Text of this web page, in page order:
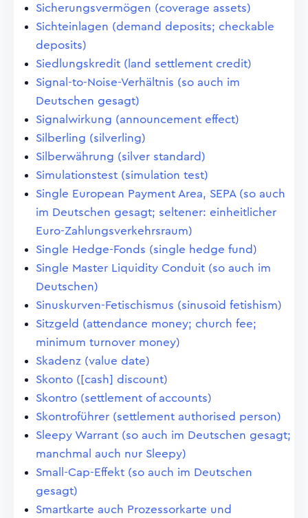
Sicherungsvermögen (coverage assets)
Sichteinlagen (demand deposits; checkable
deposits)
Siedlungskredit (land settlement credit)
Signal-to-Noise-Verhältnis (so auch im
Deutschen gesagt)
Signalwirkung (announcement effect)
Silberling (silverling)
Silberwährung (silver standard)
Simulationstest (simulation test)
Single European Payment Area, SEPA (so auch
im Deutschen gesagt; seltener: einheitlicher
Euro-Zahlungsverkehrsraum)
Single Hedge-Fonds (single hedge fund)
Single Master Liquidity Conduit (so auch im
Deutschen)
Sinuskurven-Fetischismus (sinusoid fetishism)
Sitzgeld (attendance money; church fee;
minimum turnover money)
Skadenz (value date)
Skonto ([cash] discount)
Skontro (settlement of accounts)
Skontroführer (settlement authorised person)
Sleepy Warrant (so auch im Deutschen gesagt;
manchmal auch nur Sleepy)
Small-Cap-Effekt (so auch im Deutschen
gesagt)
Smartkarte auch Prozessorkarte und